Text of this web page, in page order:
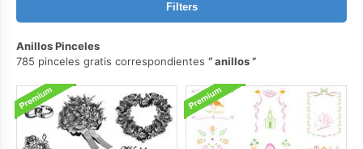
Filters
Anillos Pinceles
785 pinceles gratis correspondientes
anillos